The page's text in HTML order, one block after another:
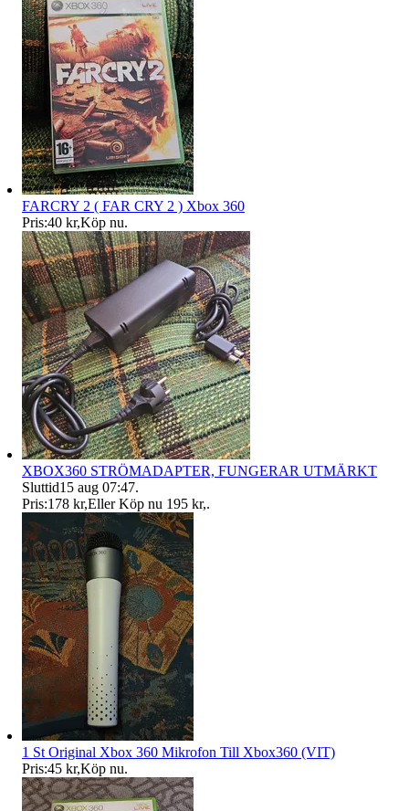
FARCRY 2 ( FAR CRY 2 ) Xbox 360
Pris:40 kr,Köp nu.
XBOX360 STRÖMADAPTER, FUNGERAR UTMÄRKT
Sluttid15 aug 07:47.
Pris:178 kr,Eller Köp nu 195 kr,.
1 St Original Xbox 360 Mikrofon Till Xbox360 (VIT)
Pris:45 kr,Köp nu.